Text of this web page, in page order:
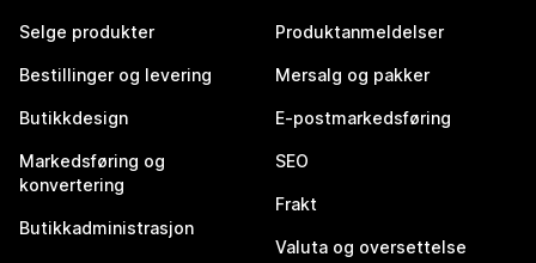
Selge produkter
Bestillinger og levering
Butikkdesign
Markedsføring og
konvertering
Butikkadministrasjon
Produktanmeldelser
Mersalg og pakker
E-postmarkedsføring
SEO
Frakt
Valuta og oversettelse